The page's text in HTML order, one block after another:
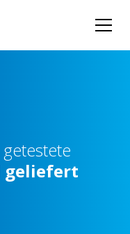
getestete
geliefert